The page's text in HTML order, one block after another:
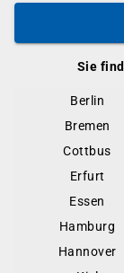
Sie
Berlin
Bremen
Cottbus
Erfurt
Essen
Hamburg
Hannover